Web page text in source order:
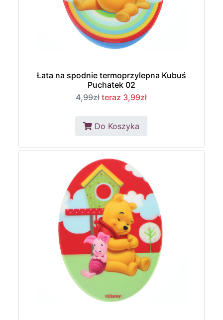
Łata na spodnie termoprzylepna Kubuś
Puchatek 02
4,99zł teraz 3,99zł
Do Koszyka